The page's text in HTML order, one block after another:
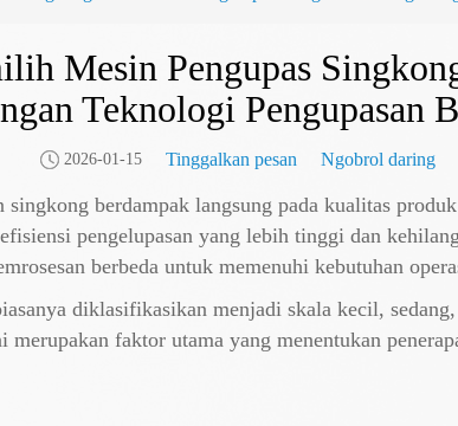
Mesin Pengupas
Teknologi Pengupasan
2026-01-15 Tinggalkan pesan Ngobrol daring
singkong berdampak langsung pada kualitas
pengelupasan yang lebih tinggi dan
berbeda untuk memenuhi kebutuhan
diklasifikasikan menjadi skala kecil,
faktor utama yang menentukan